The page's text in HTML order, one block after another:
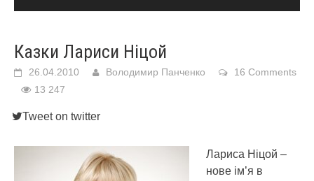
Казки Лариси Ніцой
26.04.2010 Володимир Панченко
16 Comments
13 247
Tweet on twitter
Лариса Ніцой –
нове ім’я в